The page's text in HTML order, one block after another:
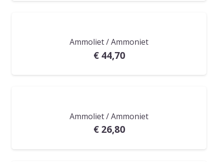
Ammoliet / Ammoniet
€44,70
Ammoliet / Ammoniet
€26,80